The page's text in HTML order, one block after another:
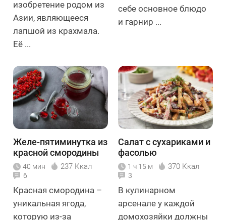
изобретение родом из
Азии, являющееся
лапшой из крахмала.
Её ...
себе основное блюдо
и гарнир ...
Желе-пятиминутка из
красной смородины
40 мин 237 Ккал
6
Красная смородина –
уникальная ягода,
которую из-за
Салат с сухариками и
фасолью
1 ч 15 м 370 Ккал
3
В кулинарном
арсенале у каждой
домохозяйки должны